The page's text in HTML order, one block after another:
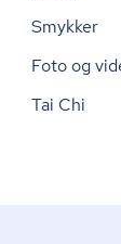
Smykker
Foto og
Tai Chi